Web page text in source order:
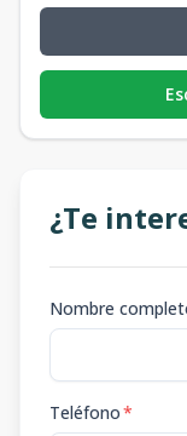
¿Te
Nombre
Teléfono*